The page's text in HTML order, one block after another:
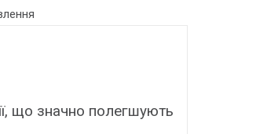
що значно полегшують